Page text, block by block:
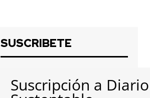
SUSCRIBETE
Suscripción a Diario